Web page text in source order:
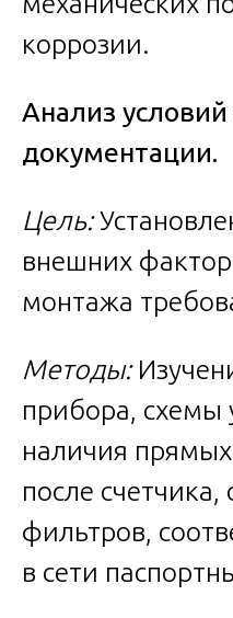
коррозии.
Анализ условий
документации.
Цель:
внешних
монтажа
Методы:
прибора, схемы
наличия
после счетчика,
фильтров,
в сети